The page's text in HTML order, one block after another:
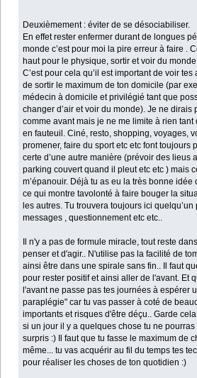
Deuxièmement : éviter de se désociabiliser.
En effet rester enfermer durant de longues
monde c’est pour moi la pire erreur à faire .
haut pour le physique, sortir et voir du
C’est pour cela qu’il est important de voir
de sortir le maximum de ton domicile (par
médecin à domicile et privilégié tant que
changer d’air et voir du monde). Je ne dirais
comme avant mais je ne me limite à rien
en fauteuil. Ciné, resto, shopping, voyages,
promener, faire du sport etc etc font toujours
certe d’une autre manière (prévoir des lieus
parking couvert quand il pleut etc etc ) mais
m’épanouir. Déjà tu as eu la très bonne idée
ce qui montre tavolonté à faire bouger la
les autres. Tu trouvera toujours ici
messages , questionnement etc etc..
Il n'y a pas de formule miracle, tout reste
penser et d'agir.. N'utilise pas la facilité de
ainsi être dans une spirale sans fin.. Il faut
pour rester positif et ainsi aller de l'avant. Et
l'avant ne passe pas tes journées à espérer
paraplégie" car tu vas passer à coté de
importants et risques d'être déçu.. Garde
si un jour il y a quelques chose tu ne
surpris :) Il faut que tu fasse le maximum de
même... tu vas acquérir au fil du temps tes
pour réaliser les choses de ton quotidien :)